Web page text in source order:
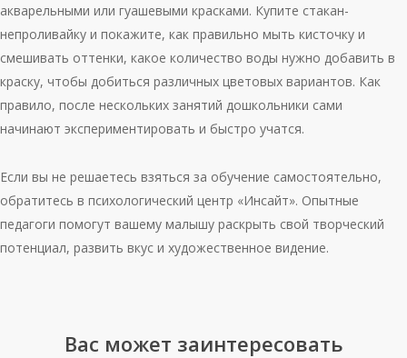
акварельными или гуашевыми красками. Купите стакан-
непроливайку и покажите, как правильно мыть кисточку и
смешивать оттенки, какое количество воды нужно добавить в
краску, чтобы добиться различных цветовых вариантов. Как
правило, после нескольких занятий дошкольники сами
начинают экспериментировать и быстро учатся.
Если вы не решаетесь взяться за обучение самостоятельно,
обратитесь в психологический центр «Инсайт». Опытные
педагоги помогут вашему малышу раскрыть свой творческий
потенциал, развить вкус и художественное видение.
Вас может заинтересовать